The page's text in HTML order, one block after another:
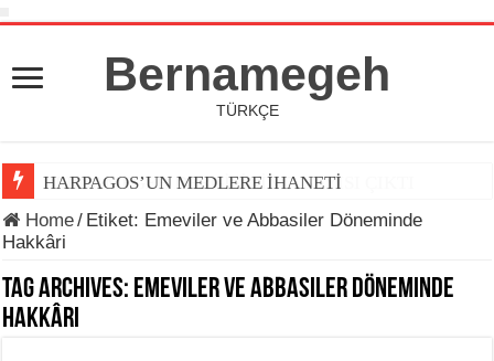
Bernamegeh
TÜRKÇE
HARPAGOS’UN MEDLERE İHANETİ
Home/ Etiket: Emeviler ve Abbasiler Döneminde
Hakkâri
Tag Archives: Emeviler ve Abbasiler Döneminde
Hakkâri